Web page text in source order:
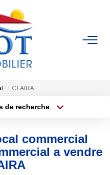
VENDUS
CLAIRA
de recherche
commercial
a vendre